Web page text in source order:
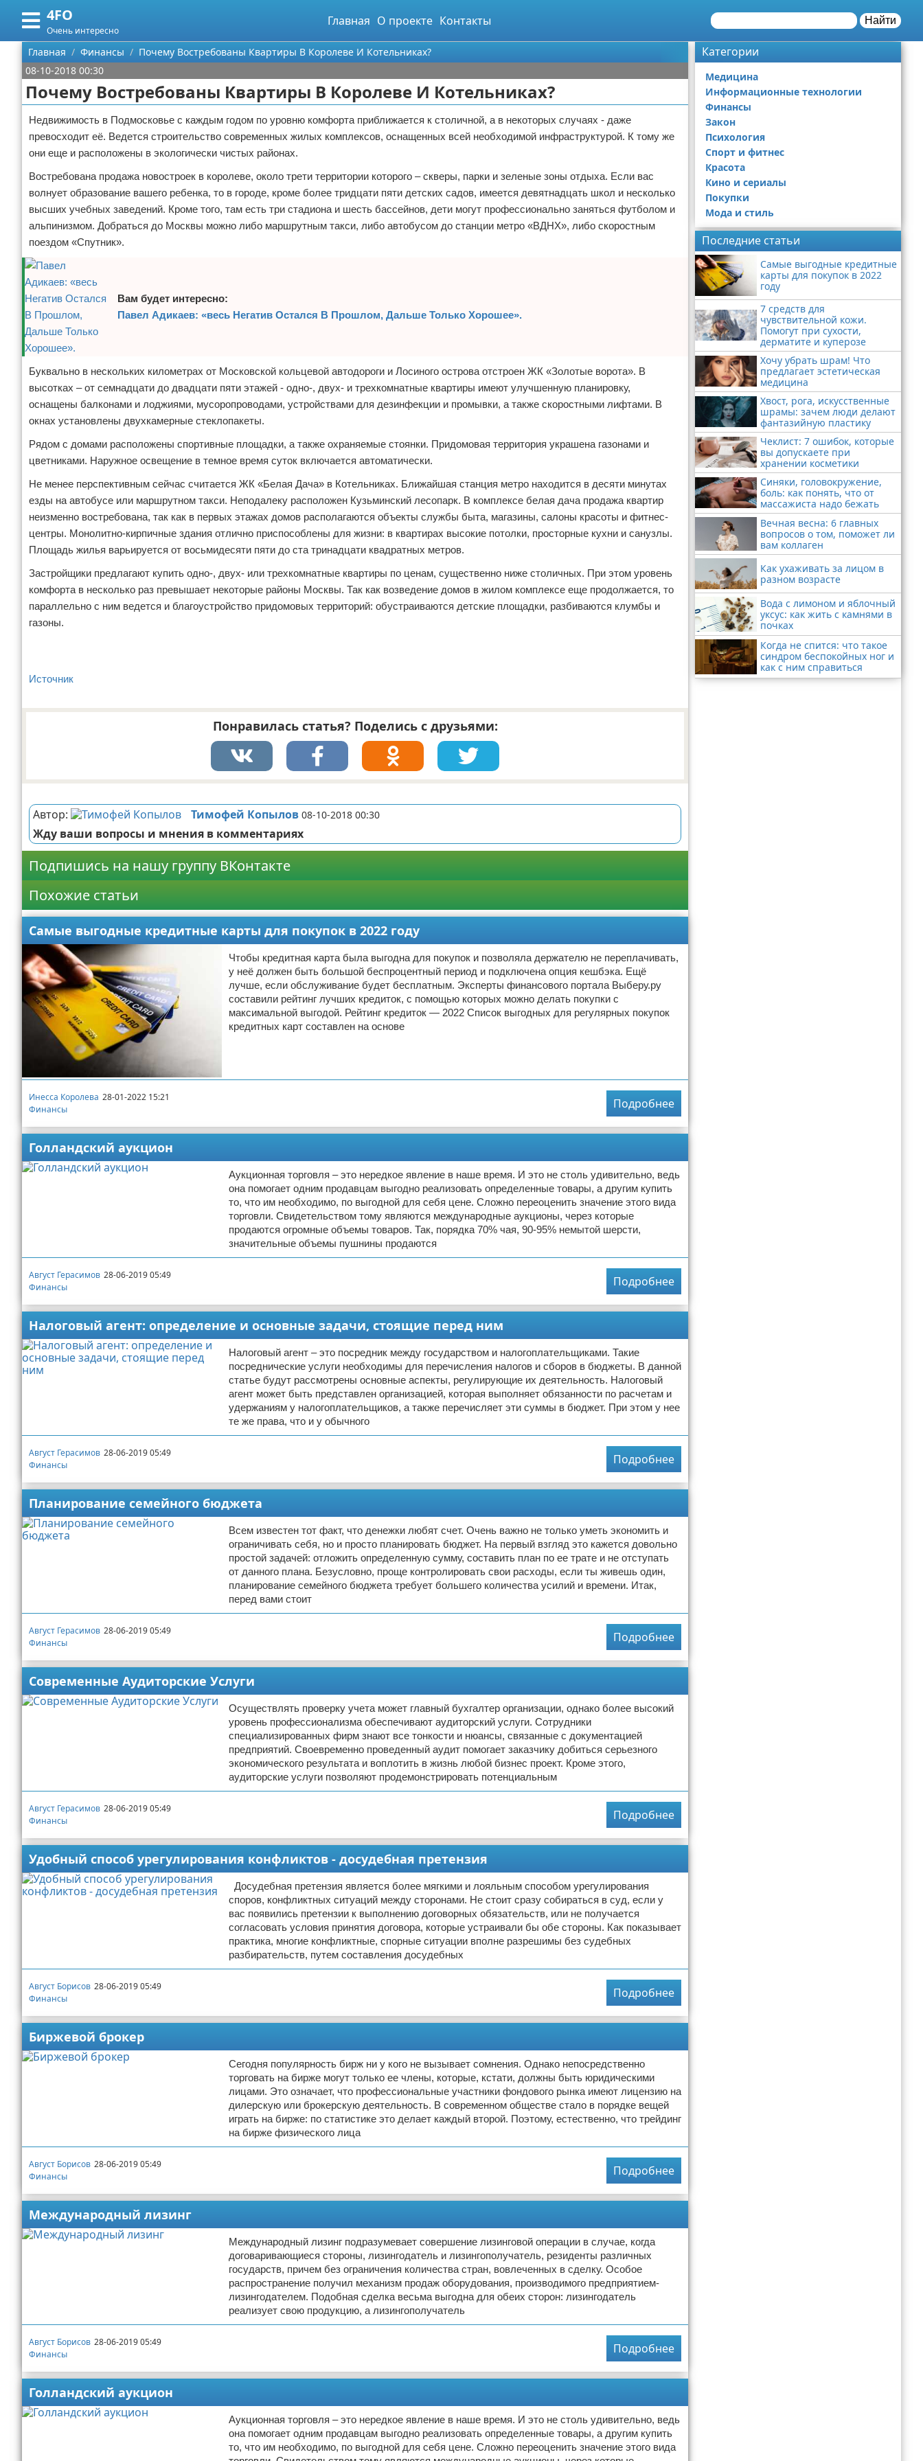
4FO
Очень интересно
Главная О проекте Контакты Найти
Меню
Главная
Категории
Медицина
Информационные технологии
Финансы
Психология
Спорт и фитнес
Красота
Кино и сериалы
Покупки
Мода и стиль
Поиск
О проекте
Контакты
Сотрудничество
Размещение рекламы
Для правообладателей
Условия предоставления информации
Отказ от ответственности
Главная Финансы
Почему Востребованы Квартиры В Королеве И Котельниках?
08-10-2018 00:30
Почему Востребованы Квартиры В Королеве И Котельниках?
Недвижимость в Подмосковье с каждым годом по уровню комфорта приближается к столичной, а в некоторых случаях - даже
превосходит её. Ведется строительство современных жилых комплексов, оснащенных всей необходимой инфраструктурой. К тому же
они еще и расположены в экологически чистых районах.
Востребована продажа новостроек в королеве, около трети территории которого – скверы, парки и зеленые зоны отдыха. Если вас
волнует образование вашего ребенка, то в городе, кроме более тридцати пяти детских садов, имеется девятнадцать школ и несколько
высших учебных заведений. Кроме того, там есть три стадиона и шесть бассейнов, дети могут профессионально заняться футболом и
альпинизмом. Добраться до Москвы можно либо маршрутным такси, либо автобусом до станции метро «ВДНХ», либо скоростным
поездом «Спутник».
Вам будет интересно:
Павел Адикаев: «весь Негатив Остался В Прошлом, Дальше Только Хорошее».
Буквально в нескольких километрах от Московской кольцевой автодороги и Лосиного острова отстроен ЖК «Золотые ворота». В
высотках – от семнадцати до двадцати пяти этажей - одно-, двух- и трехкомнатные квартиры имеют улучшенную планировку,
оснащены балконами и лоджиями, мусоропроводами, устройствами для дезинфекции и промывки, а также скоростными лифтами. В
окнах установлены двухкамерные стеклопакеты.
Рядом с домами расположены спортивные площадки, а также охраняемые стоянки. Придомовая территория украшена газонами и
цветниками. Наружное освещение в темное время суток включается автоматически.
Не менее перспективным сейчас считается ЖК «Белая Дача» в Котельниках. Ближайшая станция метро находится в десяти минутах
езды на автобусе или маршрутном такси. Неподалеку расположен Кузьминский лесопарк. В комплексе белая дача продажа квартир
неизменно востребована, так как в первых этажах домов располагаются объекты службы быта, магазины, салоны красоты и фитнес-
центры. Монолитно-кирпичные здания отлично приспособлены для жизни: в квартирах высокие потолки, просторные кухни и санузлы.
Площадь жилья варьируется от восьмидесяти пяти до ста тринадцати квадратных метров.
Застройщики предлагают купить одно-, двух- или трехкомнатные квартиры по ценам, существенно ниже столичных. При этом уровень
комфорта в несколько раз превышает некоторые районы Москвы. Так как возведение домов в жилом комплексе еще продолжается, то
параллельно с ним ведется и благоустройство придомовых территорий: обустраиваются детские площадки, разбиваются клумбы и
газоны.
Источник
Понравилась статья? Поделись с друзьями:
Автор: Тимофей Копылов 08-10-2018 00:30
Жду ваши вопросы и мнения в комментариях
Подпишись на нашу группу ВКонтакте
Похожие статьи
Самые выгодные кредитные карты для покупок в 2022 году
Чтобы кредитная карта была выгодна для покупок и позволяла держателю не переплачивать,
у неё должен быть большой беспроцентный период и подключена опция кешбэка. Ещё
лучше, если обслуживание будет бесплатным. Эксперты финансового портала Выберу.ру
составили рейтинг лучших кредиток, с помощью которых можно делать покупки с
максимальной выгодой. Рейтинг кредиток — 2022 Список выгодных для регулярных покупок
кредитных карт составлен на основе
Инесса Королева 28-01-2022 15:21
Финансы
Подробнее
Голландский аукцион
Аукционная торговля – это нередкое явление в наше время. И это не столь удивительно, ведь
она помогает одним продавцам выгодно реализовать определенные товары, а другим купить
то, что им необходимо, по выгодной для себя цене. Сложно переоценить значение этого вида
торговли. Свидетельством тому являются международные аукционы, через которые
продаются огромные объемы товаров. Так, порядка 70% чая, 90-95% немытой шерсти,
значительные объемы пушнины продаются
Август Герасимов 28-06-2019 05:49
Финансы
Подробнее
Налоговый агент: определение и основные задачи, стоящие перед ним
Налоговый агент – это посредник между государством и налогоплательщиками. Такие
посреднические услуги необходимы для перечисления налогов и сборов в бюджеты. В данной
статье будут рассмотрены основные аспекты, регулирующие их деятельность. Налоговый
агент может быть представлен организацией, которая выполняет обязанности по расчетам и
удержаниям у налогоплательщиков, а также перечисляет эти суммы в бюджет. При этом у нее
те же права, что и у обычного
Август Герасимов 28-06-2019 05:49
Финансы
Подробнее
Планирование семейного бюджета
Всем известен тот факт, что денежки любят счет. Очень важно не только уметь экономить и
ограничивать себя, но и просто планировать бюджет. На первый взгляд это кажется довольно
простой задачей: отложить определенную сумму, составить план по ее трате и не отступать
от данного плана. Безусловно, проще контролировать свои расходы, если ты живешь один,
планирование семейного бюджета требует большего количества усилий и времени. Итак,
перед вами стоит
Август Герасимов 28-06-2019 05:49
Финансы
Подробнее
Современные Аудиторские Услуги
Осуществлять проверку учета может главный бухгалтер организации, однако более высокий
уровень профессионализма обеспечивают аудиторский услуги. Сотрудники
специализированных фирм знают все тонкости и нюансы, связанные с документацией
предприятий. Своевременно проведенный аудит помогает заказчику добиться серьезного
экономического результата и воплотить в жизнь любой бизнес проект. Кроме этого,
аудиторские услуги позволяют продемонстрировать потенциальным
Август Герасимов 28-06-2019 05:49
Финансы
Подробнее
Удобный способ урегулирования конфликтов - досудебная претензия
Досудебная претензия является более мягкими и лояльным способом урегулирования
споров, конфликтных ситуаций между сторонами. Не стоит сразу собираться в суд, если у
вас появились претензии к выполнению договорных обязательств, или не получается
согласовать условия принятия договора, которые устраивали бы обе стороны. Как показывает
практика, многие конфликтные, спорные ситуации вполне разрешимы без судебных
разбирательств, путем составления досудебных
Август Борисов 28-06-2019 05:49
Финансы
Подробнее
Биржевой брокер
Сегодня популярность бирж ни у кого не вызывает сомнения. Однако непосредственно
торговать на бирже могут только ее члены, которые, кстати, должны быть юридическими
лицами. Это означает, что профессиональные участники фондового рынка имеют лицензию на
дилерскую или брокерскую деятельность. В современном обществе стало в порядке вещей
играть на бирже: по статистике это делает каждый второй. Поэтому, естественно, что трейдинг
на бирже физического лица
Август Борисов 28-06-2019 05:49
Финансы
Подробнее
Международный лизинг
Международный лизинг подразумевает совершение лизинговой операции в случае, когда
договаривающиеся стороны, лизингодатель и лизингополучатель, резиденты различных
государств, причем без ограничения количества стран, вовлеченных в сделку. Особое
распространение получил механизм продаж оборудования, производимого предприятием-
лизингодателем. Подобная сделка весьма выгодна для обеих сторон: лизингодатель
реализует свою продукцию, а лизингополучатель
Август Борисов 28-06-2019 05:49
Финансы
Подробнее
Голландский аукцион
Аукционная торговля – это нередкое явление в наше время. И это не столь удивительно, ведь
она помогает одним продавцам выгодно реализовать определенные товары, а другим купить
то, что им необходимо, по выгодной для себя цене. Сложно переоценить значение этого вида
Категории
Медицина
Информационные технологии
Финансы
Закон
Психология
Спорт и фитнес
Красота
Кино и сериалы
Покупки
Мода и стиль
Последние статьи
Самые выгодные кредитные
карты для покупок в 2022
году
7 средств для
чувствительной кожи.
Помогут при сухости,
дерматите и куперозе
Хочу убрать шрам! Что
предлагает эстетическая
медицина
Хвост, рога, искусственные
шрамы: зачем люди делают
фантазийную пластику
Чеклист: 7 ошибок, которые
вы допускаете при
хранении косметики
Синяки, головокружение,
боль: как понять, что от
массажиста надо бежать
Вечная весна: 6 главных
вопросов о том, поможет ли
вам коллаген
Как ухаживать за лицом в
разном возрасте
Вода с лимоном и яблочный
уксус: как жить с камнями в
почках
Когда не спится: что такое
синдром беспокойных ног и
как с ним справиться